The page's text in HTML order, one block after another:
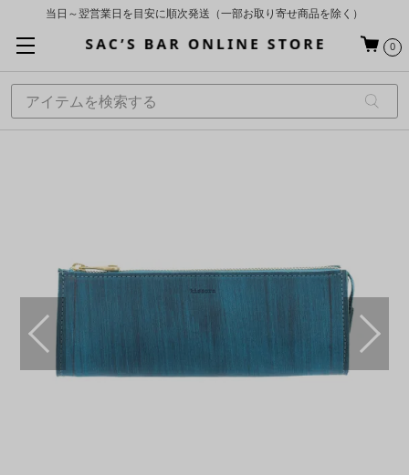
当日～翌営業日を目安に順次発送（一部お取り寄せ商品を除く）
基本配送料 ¥550(沖縄・離島を除く)
0